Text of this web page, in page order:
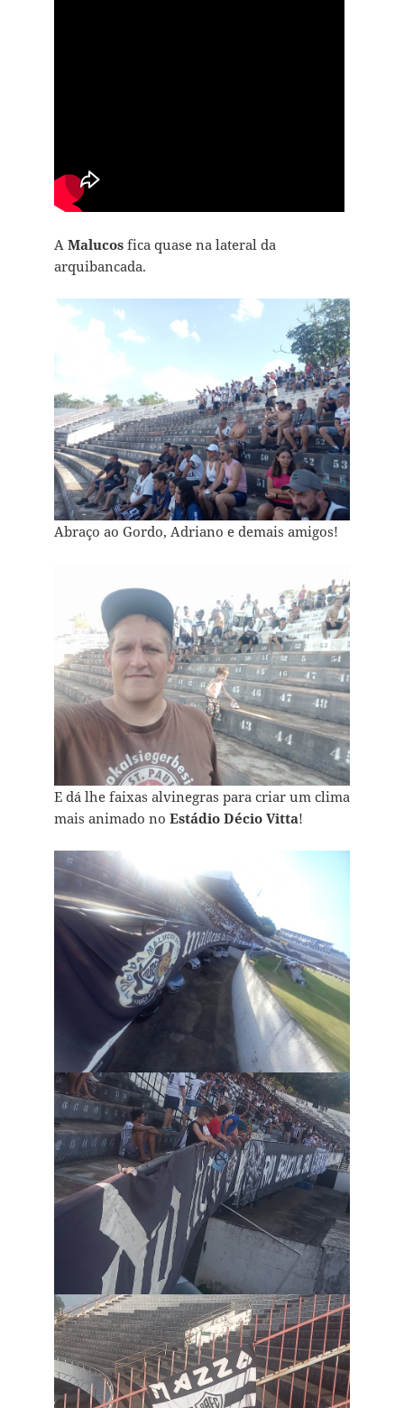
A Malucos fica quase na lateral da
arquibancada.
Abraço ao Gordo, Adriano e demais amigos!
E dá lhe faixas alvinegras para criar um clima
mais animado no Estádio Décio Vitta!